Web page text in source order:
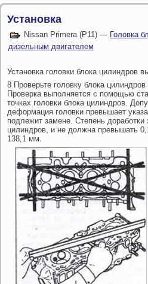
Установка
Nissan Primera (P11) — Головка
дизельным двигателем
Установка головки блока цилиндров
8 Проверьте головку блока
Проверка выполняется с помощью
точках головки блока цилиндров.
деформация головки превышает
подлежит замене. Степень
цилиндров, и не должна превышать
138,1 мм.